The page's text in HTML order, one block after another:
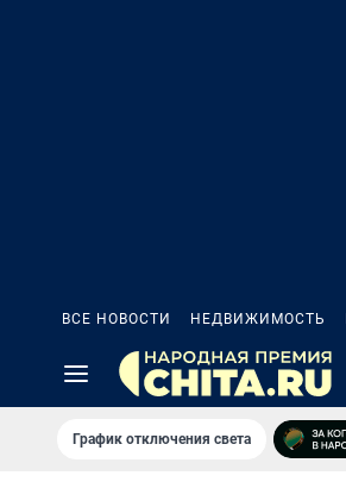
ВСЕ НОВОСТИ НЕДВИЖИМОСТЬ
График отключения света